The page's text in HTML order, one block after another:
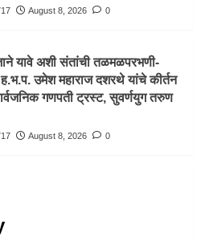
August 8, 2026
0
यावे अशी संतांची तळमळपरभणी-
उमेश महाराज दशरथे यांचे कीर्तन
गणपती ट्रस्ट, सुवर्णयुग तरुण
August 8, 2026 0